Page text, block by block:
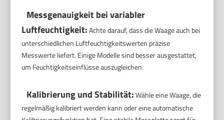
Messgenauigkeit bei variabler
Luftfeuchtigkeit:Achte darauf, dass die Waage auch bei
unterschiedlichen Luftfeuchtigkeitswerten präzise
Messwerte liefert. Einige Modelle sind besser ausgestattet,
um Feuchtigkeitseinflüsse auszugleichen.
Kalibrierung und Stabilität:Wähle eine Waage, die
regelmäßig kalibriert werden kann oder eine automatische